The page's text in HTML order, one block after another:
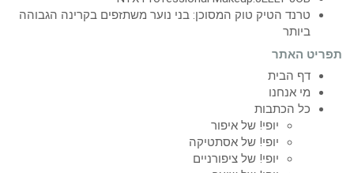
טרנד הטיק טוק המסוכן: בני נוער משתזפים בקרינה הגבוהה
ביותר
תפריט האתר
דף הבית
מי אנחנו
כל הכתבות
יופי! של איפור
יופי! של אסתטיקה
יופי! של ציפורניים